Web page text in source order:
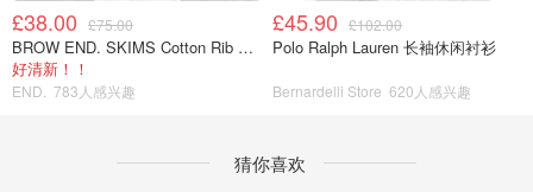
£38.00 £75.00
BROW END. SKIMS Cotton Rib 长款背心连衣裙 薄荷绿
好清新！！
END. 783人感兴趣
£45.90 £102.00
Polo Ralph Lauren 长袖休闲衬衫
Bernardelli Store 620人感兴趣
猜你喜欢